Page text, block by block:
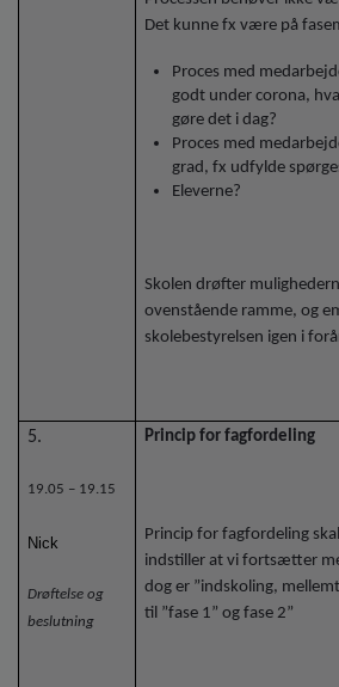
Det kunne fx være på
Proces med
godt under corona,
gøre det i dag?
Proces med
grad, fx udfylde
Eleverne?
Skolen drøfter
ovenstående ramme, og
skolebestyrelsen igen i
5.
19.05 – 19.15
Nick
Drøftelse og
beslutning
Princip for fagfordeling
Princip for fagfordeling
indstiller at vi fortsætter
dog er ”indskoling,
til ”fase 1” og fase 2”